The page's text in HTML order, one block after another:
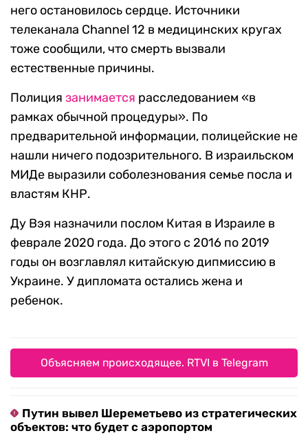
него остановилось сердце. Источники
телеканала Channel 12 в медицинских кругах
тоже сообщили, что смерть вызвали
естественные причины.
Полиция занимается расследованием «в
рамках обычной процедуры». По
предварительной информации, полицейские не
нашли ничего подозрительного. В израильском
МИДе выразили соболезнования семье посла и
властям КНР.
Ду Вэя назначили послом Китая в Израиле в
феврале 2020 года. До этого с 2016 по 2019
годы он возглавлял китайскую дипмиссию в
Украине. У дипломата остались жена и
ребенок.
Объясняем происходящее. RTVI в Telegram
Путин вывел Шереметьево из стратегических
объектов: что будет с аэропортом